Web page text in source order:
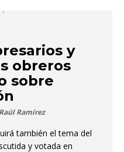
y
obreros
sobre
Ramírez
también el tema del
y votada en